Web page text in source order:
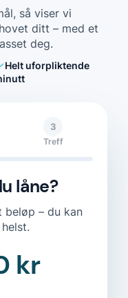
så viser vi
ditt – med et
deg.
Helt uforpliktende
3
Treff
låne?
beløp – du kan
kr